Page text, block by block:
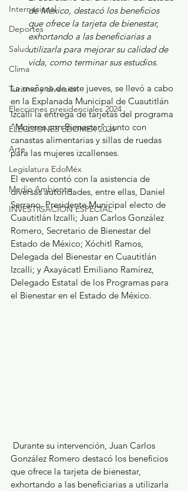
Internacional
Deportes
Salud
Clima
Turismo y diversión
Elecciones presidenciales 2024
ELECCIONES EDOMEX 2024
Arte
Legislatura EdoMéx
Medio Ambiente
INVESTIGACIÓN ESPECIAL
de México, destacó los beneficios
que ofrece la tarjeta de bienestar,
exhortando a las beneficiarias a
utilizarla para mejorar su calidad de
vida, como terminar sus estudios.
La mañana de este jueves, se llevó a cabo
en la Explanada Municipal de Cuautitlán
Izcalli la entrega de tarjetas del programa
"Mujeres con Bienestar", junto con
canastas alimentarias y sillas de ruedas
para las mujeres izcallenses.
El evento contó con la asistencia de
diversas autoridades, entre ellas, Daniel
Serrano, Presidente Municipal electo de
Cuautitlán Izcalli; Juan Carlos González
Romero, Secretario de Bienestar del
Estado de México; Xóchitl Ramos,
Delegada del Bienestar en Cuautitlán
Izcalli; y Axayácatl Emiliano Ramírez,
Delegado Estatal de los Programas para
el Bienestar en el Estado de México.
González Romero destacó los beneficios
que ofrece la tarjeta de bienestar,
exhortando a las beneficiarias a utilizarla